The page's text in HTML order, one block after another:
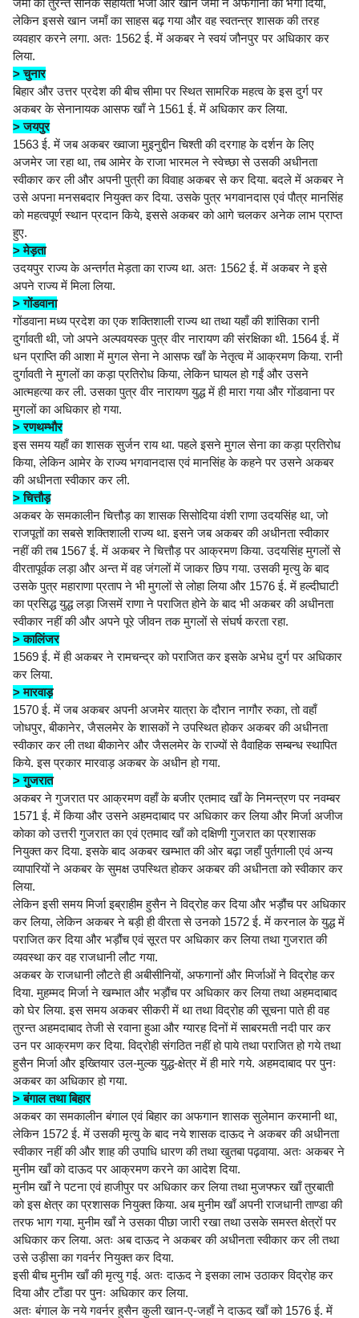
लेकिन इससे खान जमाँ का साहस बढ़ गया और वह स्वतन्त्र शासक की तरह
व्यवहार करने लगा. अतः 1562 ई. में अकबर ने स्वयं जौनपुर पर अधिकार कर
लिया.
> चुनार
बिहार और उत्तर प्रदेश की बीच सीमा पर स्थित सामरिक महत्व के इस दुर्ग पर
अकबर के सेनानायक आसफ खाँ ने 1561 ई. में अधिकार कर लिया.
> जयपुर
1563 ई. में जब अकबर ख्वाजा मुइनुद्दीन चिश्ती की दरगाह के दर्शन के लिए
अजमेर जा रहा था, तब आमेर के राजा भारमल ने स्वेच्छा से उसकी अधीनता
स्वीकार कर ली और अपनी पुत्री का विवाह अकबर से कर दिया. बदले में अकबर ने
उसे अपना मनसबदार नियुक्त कर दिया. उसके पुत्र भगवानदास एवं पौत्र मानसिंह
को महत्वपूर्ण स्थान प्रदान किये, इससे अकबर को आगे चलकर अनेक लाभ प्राप्त
हुए.
> मेड़ता
उदयपुर राज्य के अन्तर्गत मेड़ता का राज्य था. अतः 1562 ई. में अकबर ने इसे
अपने राज्य में मिला लिया.
> गोंडवाना
गोंडवाना मध्य प्रदेश का एक शक्तिशाली राज्य था तथा यहाँ की शांसिका रानी
दुर्गावती थी, जो अपने अल्पवयस्क पुत्र वीर नारायण की संरक्षिका थी. 1564 ई. में
धन प्राप्ति की आशा में मुगल सेना ने आसफ खाँ के नेतृत्व में आक्रमण किया. रानी
दुर्गावती ने मुगलों का कड़ा प्रतिरोध किया, लेकिन घायल हो गईं और उसने
आत्महत्या कर ली. उसका पुत्र वीर नारायण युद्ध में ही मारा गया और गोंडवाना पर
मुगलों का अधिकार हो गया.
> रणथम्भौर
इस समय यहाँ का शासक सुर्जन राय था. पहले इसने मुगल सेना का कड़ा प्रतिरोध
किया, लेकिन आमेर के राज्य भगवानदास एवं मानसिंह के कहने पर उसने अकबर
की अधीनता स्वीकार कर ली.
> चित्तौड़
अकबर के समकालीन चित्तौड़ का शासक सिसोदिया वंशी राणा उदयसिंह था, जो
राजपूतों का सबसे शक्तिशाली राज्य था. इसने जब अकबर की अधीनता स्वीकार
नहीं की तब 1567 ई. में अकबर ने चित्तौड़ पर आक्रमण किया. उदयसिंह मुगलों से
वीरतापूर्वक लड़ा और अन्त में वह जंगलों में जाकर छिप गया. उसकी मृत्यु के बाद
उसके पुत्र महाराणा प्रताप ने भी मुगलों से लोहा लिया और 1576 ई. में हल्दीघाटी
का प्रसिद्ध युद्ध लड़ा जिसमें राणा ने पराजित होने के बाद भी अकबर की अधीनता
स्वीकार नहीं की और अपने पूरे जीवन तक मुगलों से संघर्ष करता रहा.
> कालिंजर
1569 ई. में ही अकबर ने रामचन्द्र को पराजित कर इसके अभेध दुर्ग पर अधिकार
कर लिया.
> मारवाड़
1570 ई. में जब अकबर अपनी अजमेर यात्रा के दौरान नागौर रुका, तो वहाँ
जोधपुर, बीकानेर, जैसलमेर के शासकों ने उपस्थित होकर अकबर की अधीनता
स्वीकार कर ली तथा बीकानेर और जैसलमेर के राज्यों से वैवाहिक सम्बन्ध स्थापित
किये. इस प्रकार मारवाड़ अकबर के अधीन हो गया.
> गुजरात
अकबर ने गुजरात पर आक्रमण वहाँ के बजीर एतमाद खाँ के निमन्त्रण पर नवम्बर
1571 ई. में किया और उसने अहमदाबाद पर अधिकार कर लिया और मिर्जा अजीज
कोका को उत्तरी गुजरात का एवं एतमाद खाँ को दक्षिणी गुजरात का प्रशासक
नियुक्त कर दिया. इसके बाद अकबर खम्भात की ओर बढ़ा जहाँ पुर्तगाली एवं अन्य
व्यापारियों ने अकबर के सुमक्ष उपस्थित होकर अकबर की अधीनता को स्वीकार कर
लिया.
लेकिन इसी समय मिर्जा इब्राहीम हुसैन ने विद्रोह कर दिया और भड़ौंच पर अधिकार
कर लिया, लेकिन अकबर ने बड़ी ही वीरता से उनको 1572 ई. में करनाल के युद्ध में
पराजित कर दिया और भड़ौंच एवं सूरत पर अधिकार कर लिया तथा गुजरात की
व्यवस्था कर वह राजधानी लौट गया.
अकबर के राजधानी लौटते ही अबीसीनियों, अफगानों और मिर्जाओं ने विद्रोह कर
दिया. मुहम्मद मिर्जा ने खम्भात और भड़ौंच पर अधिकार कर लिया तथा अहमदाबाद
को घेर लिया. इस समय अकबर सीकरी में था तथा विद्रोह की सूचना पाते ही वह
तुरन्त अहमदाबाद तेजी से रवाना हुआ और ग्यारह दिनों में साबरमती नदी पार कर
उन पर आक्रमण कर दिया. विद्रोही संगठित नहीं हो पाये तथा पराजित हो गये तथा
हुसैन मिर्जा और इख्तियार उल-मुल्क युद्ध-क्षेत्र में ही मारे गये. अहमदाबाद पर पुनः
अकबर का अधिकार हो गया.
> बंगाल तथा बिहार
अकबर का समकालीन बंगाल एवं बिहार का अफगान शासक सुलेमान करमानी था,
लेकिन 1572 ई. में उसकी मृत्यु के बाद नये शासक दाऊद ने अकबर की अधीनता
स्वीकार नहीं की और शाह की उपाधि धारण की तथा खुतबा पढ़वाया. अतः अकबर ने
मुनीम खाँ को दाऊद पर आक्रमण करने का आदेश दिया.
मुनीम खाँ ने पटना एवं हाजीपुर पर अधिकार कर लिया तथा मुजफ्फर खाँ तुरबाती
को इस क्षेत्र का प्रशासक नियुक्त किया. अब मुनीम खाँ अपनी राजधानी ताण्डा की
तरफ भाग गया. मुनीम खाँ ने उसका पीछा जारी रखा तथा उसके समस्त क्षेत्रों पर
अधिकार कर लिया. अतः अब दाऊद ने अकबर की अधीनता स्वीकार कर ली तथा
उसे उड़ीसा का गवर्नर नियुक्त कर दिया.
इसी बीच मुनीम खाँ की मृत्यु गई. अतः दाऊद ने इसका लाभ उठाकर विद्रोह कर
दिया और टाँडा पर पुनः अधिकार कर लिया.
अतः बंगाल के नये गवर्नर हुसैन कुली खान-ए-जहाँ ने दाऊद खाँ को 1576 ई. में